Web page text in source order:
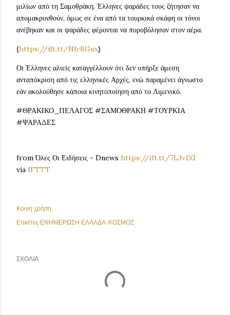
μιλίων από τη Σαμοθράκη. Έλληνες ψαράδες τους ζήτησαν να
απομακρυνθούν, όμως σε ένα από τα τουρκικά σκάφη οι τόνοι
ανέβηκαν και οι ψαράδες φέρονται να πυροβόλησαν στον αέρα.
{https://ift.tt/NfcBGux}
Οι Έλληνες αλιείς καταγγέλλουν ότι δεν υπήρξε άμεση
ανταπόκριση από τις ελληνικές Αρχές, ενώ παραμένει άγνωστο
εάν ακολούθησε κάποια κινητοποίηση από το Λιμενικό.
#ΘΡΑΚΙΚΟ_ΠΕΛΑΓΟΣ #ΣΑΜΟΘΡΑΚΗ #ΤΟΥΡΚΙΑ
#ΨΑΡΑΔΕΣ
from Όλες Οι Ειδήσεις - Dnews https://ift.tt/7L3v1Xl
via IFTTT
Κοινή χρήση
Ετικέτες ΕΝΗΜΕΡΩΣΗ ΕΛΛΑΔΑ-ΚΟΣΜΟΣ
ΣΧΌΛΙΑ